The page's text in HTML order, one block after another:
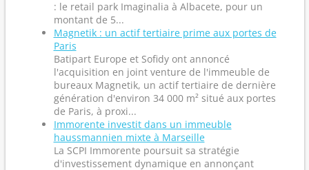
: le retail park Imaginalia à Albacete, pour un
montant de 5...
Magnetik : un actif tertiaire prime aux portes de
Paris
Batipart Europe et Sofidy ont annoncé
l'acquisition en joint venture de l'immeuble de
bureaux Magnetik, un actif tertiaire de dernière
génération d'environ 34 000 m² situé aux portes
de Paris, à proxi...
Immorente investit dans un immeuble
haussmannien mixte à Marseille
La SCPI Immorente poursuit sa stratégie
d'investissement dynamique en annonçant